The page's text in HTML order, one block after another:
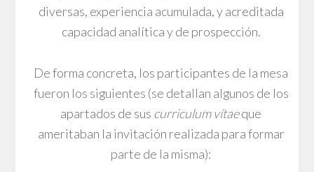
diversas, experiencia acumulada, y acreditada
capacidad analítica y de prospección.
De forma concreta, los participantes de la mesa
fueron los siguientes (se detallan algunos de los
apartados de sus curriculum vítaeque
ameritaban la invitación realizada para formar
parte de la misma):